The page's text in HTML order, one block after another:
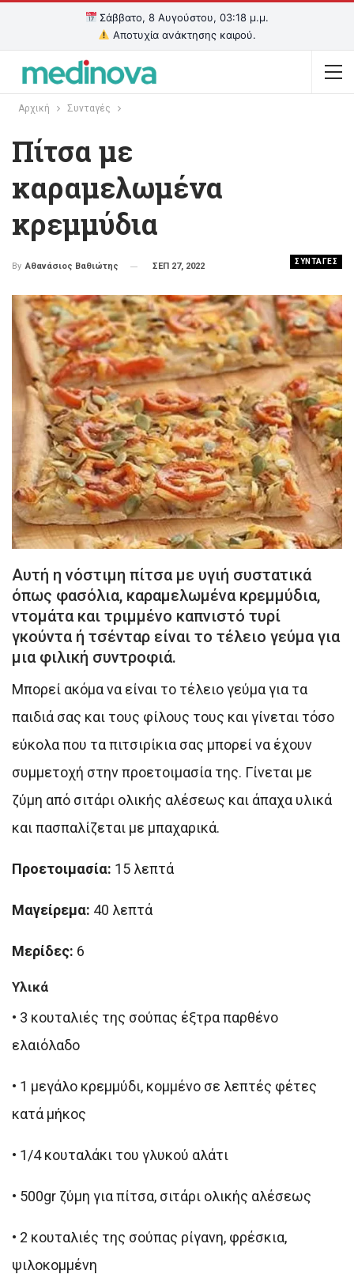
Σάββατο, 8 Αυγούστου, 03:18 μ.μ.
Αποτυχία ανάκτησης καιρού.
Αρχική Συνταγές
Πίτσα με
καραμελωμένα
κρεμμύδια
ΣΥΝΤΑΓΕΣ
By Αθανάσιος Βαθιώτης ΣΕΠ 27, 2022
Αυτή η νόστιμη πίτσα με υγιή συστατικά
όπως φασόλια, καραμελωμένα κρεμμύδια,
ντομάτα και τριμμένο καπνιστό τυρί
γκούντα ή τσένταρ είναι το τέλειο γεύμα για
μια φιλική συντροφιά.
Μπορεί ακόμα να είναι το τέλειο γεύμα για τα
παιδιά σας και τους φίλους τους και γίνεται τόσο
εύκολα που τα πιτσιρίκια σας μπορεί να έχουν
συμμετοχή στην προετοιμασία της. Γίνεται με
ζύμη από σιτάρι ολικής αλέσεως και άπαχα υλικά
και πασπαλίζεται με μπαχαρικά.
Προετοιμασία: 15 λεπτά
Μαγείρεμα: 40 λεπτά
Μερίδες: 6
Yλικά
• 3 κουταλιές της σούπας έξτρα παρθένο
ελαιόλαδο
• 1 μεγάλο κρεμμύδι, κομμένο σε λεπτές φέτες
κατά μήκος
• 1/4 κουταλάκι του γλυκού αλάτι
• 500gr ζύμη για πίτσα, σιτάρι ολικής αλέσεως
• 2 κουταλιές της σούπας ρίγανη, φρέσκια,
ψιλοκομμένη